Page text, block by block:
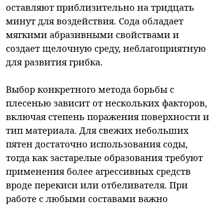
оставляют приблизительно на тридцать
минут для воздействия. Сода обладает
мягкими абразивными свойствами и
создает щелочную среду, неблагоприятную
для развития грибка.
Выбор конкретного метода борьбы с
плесенью зависит от нескольких факторов,
включая степень поражения поверхности и
тип материала. Для свежих небольших
пятен достаточно использования соды,
тогда как застарелые образования требуют
применения более агрессивных средств
вроде перекиси или отбеливателя. При
работе с любыми составами важно